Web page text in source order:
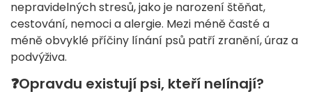
nepravidelných stresů, jako je narození štěňat,
cestování, nemoci a alergie. Mezi méně časté a
méně obvyklé příčiny línání psů patří zranění, úraz a
podvýživa.
❓Opravdu existují psi, kteří nelínají?